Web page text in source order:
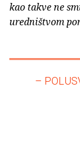
kao takve ne
uredništvom
–